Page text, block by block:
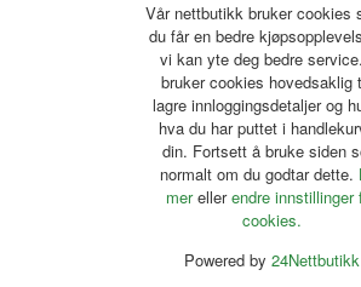
Vår nettbutikk bruker cookies
du får en bedre
vi kan yte deg bedre
bruker cookies hovedsaklig
lagre innloggingsdetaljer og
hva du har puttet i
din. Fortsett å bruke siden
normalt om du godtar dette.
merellerendre innstillinger
cookies.
Powered by 24Nettbutikk